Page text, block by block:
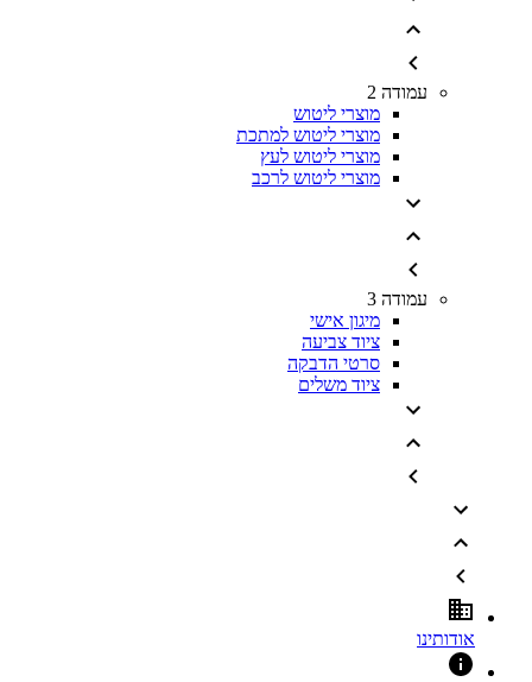
עמודה 2
מוצרי ליטוש
מוצרי ליטוש למתכת
מוצרי ליטוש לעץ
מוצרי ליטוש לרכב
עמודה 3
מיגון אישי
ציוד צביעה
סרטי הדבקה
ציוד משלים
אודותינו